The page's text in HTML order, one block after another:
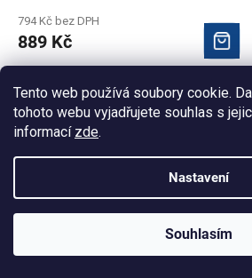
Tento web používá soubory cookie.
tohoto webu vyjadřujete souhlas s
informací zde.
Nastavení
Souhlasím
794 Kč bez DPH
889 Kč